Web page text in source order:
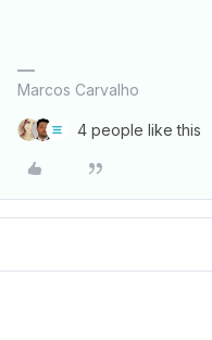
Marcos Carvalho
4 people like this